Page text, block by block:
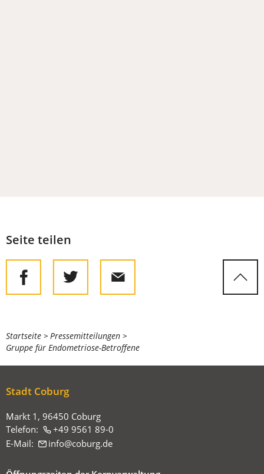
Seite teilen
Sie
befinden
hier:
Startseite
Pressemitteilungen
Gruppe für Endometriose-Betroffene
Stadt Coburg
Markt 1, 96450 Coburg
Telefon:
+49 9561 89-0
E-Mail:
info coburg de